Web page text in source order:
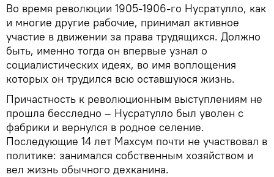
Во время революции 1905-1906-го Нусратулло, как
и многие другие рабочие, принимал активное
участие в движении за права трудящихся. Должно
быть, именно тогда он впервые узнал о
социалистических идеях, во имя воплощения
которых он трудился всю оставшуюся жизнь.
Причастность к революционным выступлениям не
прошла бесследно – Нусратулло был уволен с
фабрики и вернулся в родное селение.
Последующие 14 лет Махсум почти не участвовал в
политике: занимался собственным хозяйством и
вел жизнь обычного дехканина.